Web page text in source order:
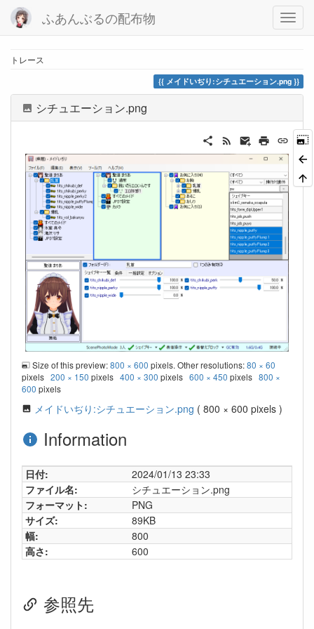
ふあんぶるの配布物
トレース
メイドいぢり:シチュエーション.png
シチュエーション.png
Size of this preview:800 × 600 pixels. Other resolutions:80 × 60
pixels 200 × 150 pixels 400 × 300 pixels 600 × 450 pixels 800 ×
600 pixels
メイドいぢり:シチュエーション.png ( 800 × 600 pixels )
Information
日付:
2024/01/13 23:33
ファイル名:
シチュエーション.png
フォーマット:
PNG
サイズ:
89KB
幅:
800
高さ:
600
参照先